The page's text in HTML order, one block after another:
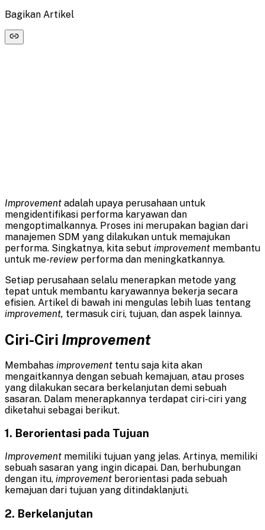
Bagikan Artikel
Improvement adalah upaya perusahaan untuk
mengidentifikasi performa karyawan dan
mengoptimalkannya. Proses ini merupakan bagian dari
manajemen SDM yang dilakukan untuk memajukan
performa. Singkatnya, kita sebut improvement membantu
untuk me-review performa dan meningkatkannya.
Setiap perusahaan selalu menerapkan metode yang
tepat untuk membantu karyawannya bekerja secara
efisien. Artikel di bawah ini mengulas lebih luas tentang
improvement, termasuk ciri, tujuan, dan aspek lainnya.
Ciri-Ciri Improvement
Membahas improvement tentu saja kita akan
mengaitkannya dengan sebuah kemajuan, atau proses
yang dilakukan secara berkelanjutan demi sebuah
sasaran. Dalam menerapkannya terdapat ciri-ciri yang
diketahui sebagai berikut.
1. Berorientasi pada Tujuan
Improvement memiliki tujuan yang jelas. Artinya, memiliki
sebuah sasaran yang ingin dicapai. Dan, berhubungan
dengan itu, improvement berorientasi pada sebuah
kemajuan dari tujuan yang ditindaklanjuti.
2. Berkelanjutan